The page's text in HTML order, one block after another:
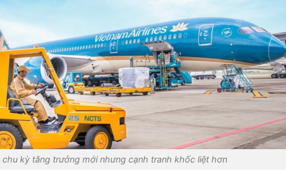
kỳ tăng trưởng mới nhưng cạnh tranh khốc liệt hơn